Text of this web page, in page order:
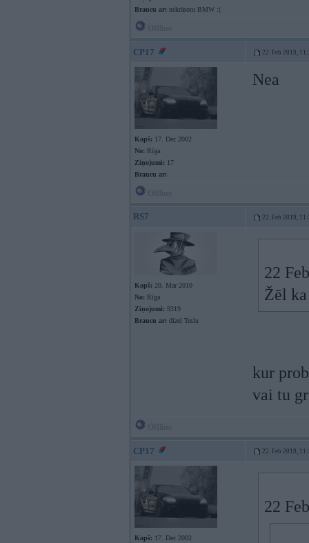
Braucu ar: nekrāsotu BMW :(
CP17 22. Feb 2019,
Kopš: 17. Dec 2002
No: Rīga
Ziņojumi: 17
Braucu ar:
Nea
RS7 22. Feb 2019,
Kopš: 20. Mar 2010
No: Rīga
Ziņojumi: 9319
Braucu ar: dīzeļ Teslu
22
Žēl
kur
vai tu
CP17 22. Feb 2019,
Kopš: 17. Dec 2002
22